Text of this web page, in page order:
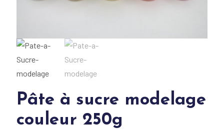
Pâte à sucre modelage
couleur 250g